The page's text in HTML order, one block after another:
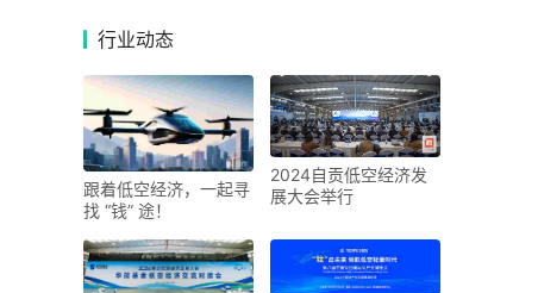
行业动态
跟着低空经济，一起寻
找 “钱” 途！
2024自贡低空经济发
展大会举行